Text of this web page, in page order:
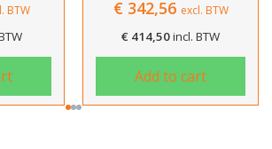
excl. BTW
incl. BTW
is succesvol toegevoegd
aan uw winkelwagen!